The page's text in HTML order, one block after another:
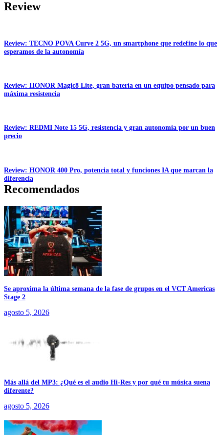
Review
Review: TECNO POVA Curve 2 5G, un smartphone que redefine lo que
esperamos de la autonomía
Review: HONOR Magic8 Lite, gran batería en un equipo pensado para
máxima resistencia
Review: REDMI Note 15 5G, resistencia y gran autonomía por un buen
precio
Review: HONOR 400 Pro, potencia total y funciones IA que marcan la
diferencia
Recomendados
Se aproxima la última semana de la fase de grupos en el VCT Americas
Stage 2
agosto 5, 2026
Más allá del MP3: ¿Qué es el audio Hi-Res y por qué tu música suena
diferente?
agosto 5, 2026